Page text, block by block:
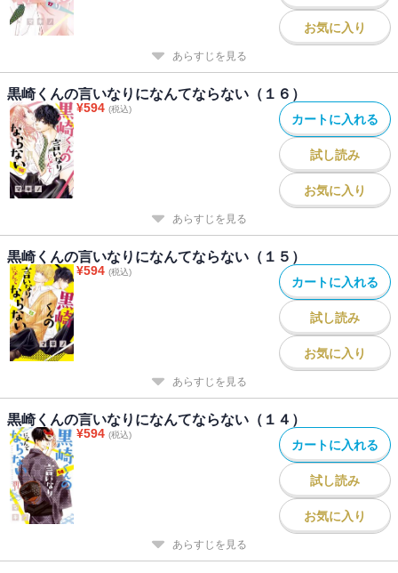
お気に入り
あらすじを見る
黒崎くんの言いなりになんてならない（１６）
¥594 (税込)
カートに入れる
試し読み
お気に入り
あらすじを見る
黒崎くんの言いなりになんてならない（１５）
¥594 (税込)
カートに入れる
試し読み
お気に入り
あらすじを見る
黒崎くんの言いなりになんてならない（１４）
¥594 (税込)
カートに入れる
試し読み
お気に入り
あらすじを見る